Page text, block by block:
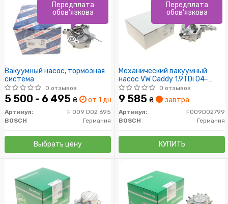
Вакуумный насос, тормозная
система
0 отзывов
5 500 - 6 495 ₴ от 1 дн.
Артикул:
F 009 D02 695
BOSCH
Германия
Выбрать цену
Передплата
обов'язкова
Механический вакуумный
насос VW Caddy 1.9TDi 04-
10/Skoda Octavia 1.9TDi 04-
0 отзывов
9 585 ₴ завтра
Артикул:
F009D02799
BOSCH
Германия
КУПИТЬ
Передплата
обов'язкова